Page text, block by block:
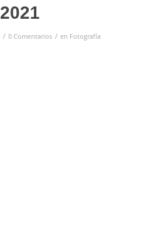
2021
/ 0 Comentarios / en Fotografía